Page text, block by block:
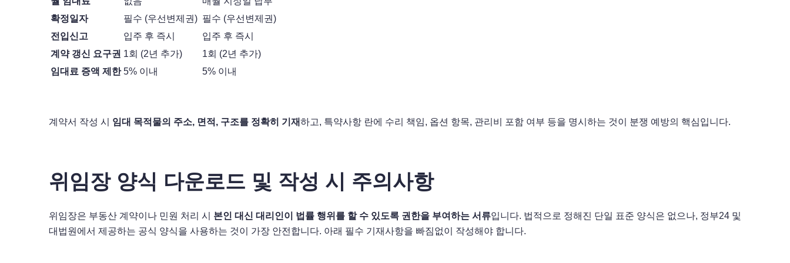
확정일자
필수 (우선변제권) 필수 (우선변제권)
전입신고
입주 후 즉시
입주 후 즉시
계약 갱신 요구권 1회 (2년 추가)
1회 (2년 추가)
임대료 증액 제한 5% 이내 5% 이내
계약서 작성 시 임대 목적물의 주소, 면적, 구조를 정확히 기재하고, 특약사항 란에 수리 책임, 옵션 항목, 관리비 포함 여부 등을 명시하는 것이 분쟁 예방의 핵심입니다.
위임장 양식 다운로드 및 작성 시 주의사항
위임장은 부동산 계약이나 민원 처리 시 본인 대신 대리인이 법률 행위를 할 수 있도록 권한을 부여하는 서류입니다. 법적으로 정해진 단일 표준 양식은 없으나, 정부24 및
대법원에서 제공하는 공식 양식을 사용하는 것이 가장 안전합니다. 아래 필수 기재사항을 빠짐없이 작성해야 합니다.